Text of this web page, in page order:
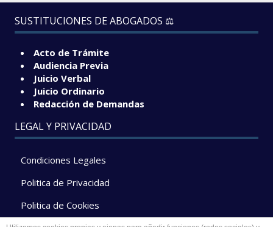
SUSTITUCIONES DE ABOGADOS ⚖️
Acto de Trámite
Audiencia Previa
Juicio Verbal
Juicio Ordinario
Redacción de Demandas
LEGAL Y PRIVACIDAD
Condiciones Legales
Politica de Privacidad
Politica de Cookies